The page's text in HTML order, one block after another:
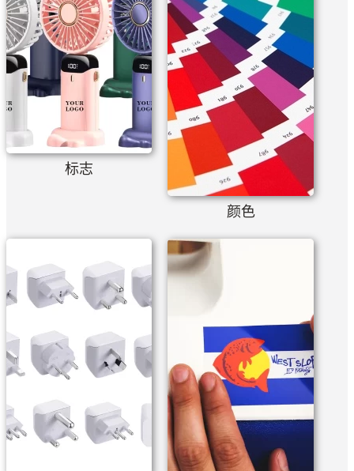
标志
颜色